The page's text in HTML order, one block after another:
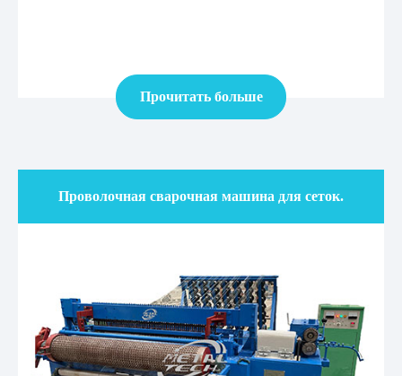
Прочитать больше
Проволочная сварочная машина для сеток.